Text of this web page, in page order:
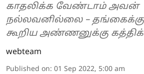
காதலிக்க வேண்டாம் அவன்
நல்லவனில்லை – தங்கைக்கு
கூறிய அண்ணனுக்கு
webteam
Published on: 01 Sep 2022, 5:00 am